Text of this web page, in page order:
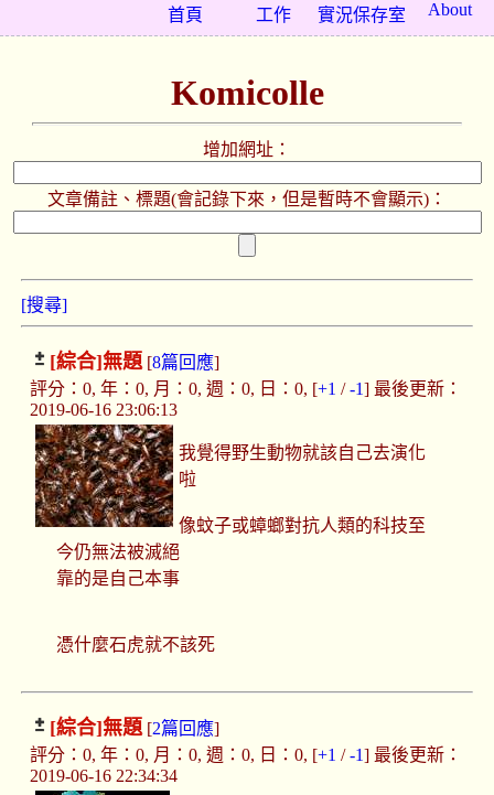
About
實況保存室
工作
首頁
Komicolle
增加網址：
文章備註、標題(會記錄下來，但是暫時不會顯示)：
[搜尋]
[綜合]無題[8篇回應]
評分：0, 年：0, 月：0, 週：0, 日：0, [+1 /-1] 最後更新：
2019-06-16 23:06:13
我覺得野生動物就該自己去演化
啦
像蚊子或蟑螂對抗人類的科技至
今仍無法被滅絕
靠的是自己本事
憑什麼石虎就不該死
[綜合]無題[2篇回應]
評分：0, 年：0, 月：0, 週：0, 日：0, [+1 /-1] 最後更新：
2019-06-16 22:34:34